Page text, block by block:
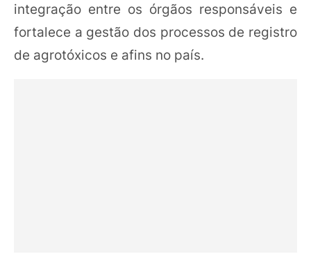
integração entre os órgãos responsáveis e
fortalece a gestão dos processos de registro
de agrotóxicos e afins no país.